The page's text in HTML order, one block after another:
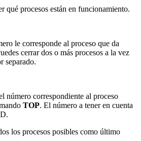
qué procesos están en funcionamiento.
le corresponde al proceso que da
cerrar dos o más procesos a la vez
separado.
número correspondiente al proceso
TOP. El número a tener en cuenta
los procesos posibles como último